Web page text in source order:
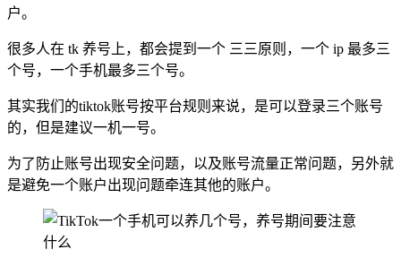
户。
很多人在 tk 养号上，都会提到一个 三三原则，一个 ip 最多三
个号，一个手机最多三个号。
其实我们的tiktok账号按平台规则来说，是可以登录三个账号
的，但是建议一机一号。
为了防止账号出现安全问题，以及账号流量正常问题，另外就
是避免一个账户出现问题牵连其他的账户。